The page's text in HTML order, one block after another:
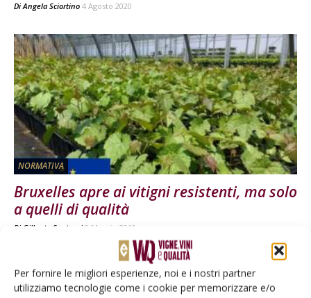
Per fornire le migliori esperienze, noi e i nostri partner
utilizziamo tecnologie come i cookie per memorizzare e/o
DiAngela Sciortino 4 Agosto 2020
NORMATIVA
Bruxelles apre ai vitigni resistenti, ma solo
a quelli di qualità
Di Gilberto Santucci 9 Maggio 2019